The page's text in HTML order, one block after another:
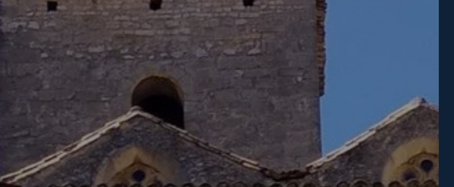
réserver un locatif réserver un emplacement
RÉSERVER UN LOCATIF
Tarifs et réservations